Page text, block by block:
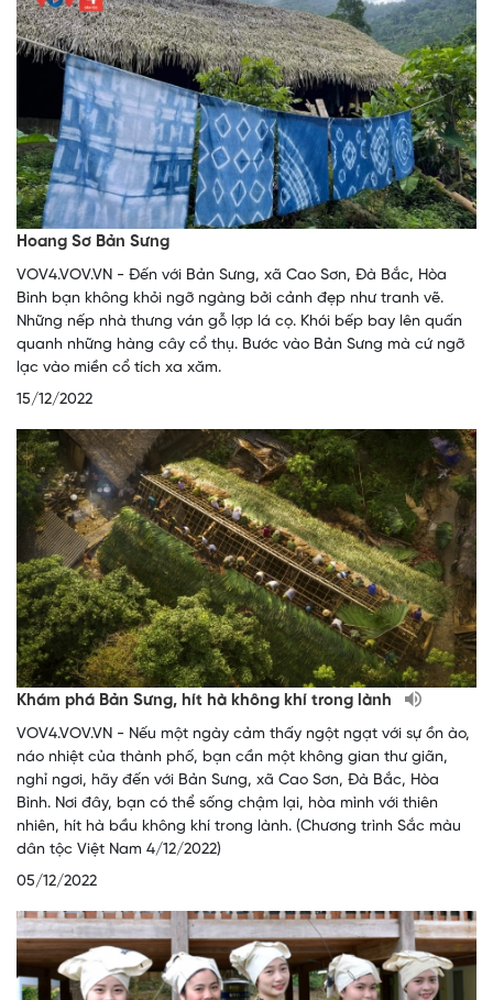
Hoang Sơ Bản Sưng
VOV4.VOV.VN - Đến với Bản Sưng, xã Cao Sơn, Đà Bắc, Hòa
Bình bạn không khỏi ngỡ ngàng bởi cảnh đẹp như tranh vẽ.
Những nếp nhà thưng ván gỗ lợp lá cọ. Khói bếp bay lên quấn
quanh những hàng cây cổ thụ. Bước vào Bản Sưng mà cứ ngỡ
lạc vào miền cổ tích xa xăm.
15/12/2022
Khám phá Bản Sưng, hít hà không khí trong lành
VOV4.VOV.VN - Nếu một ngày cảm thấy ngột ngạt với sự ồn ào,
náo nhiệt của thành phố, bạn cần một không gian thư giãn,
nghỉ ngơi, hãy đến với Bản Sưng, xã Cao Sơn, Đà Bắc, Hòa
Bình. Nơi đây, bạn có thể sống chậm lại, hòa mình với thiên
nhiên, hít hà bầu không khí trong lành. (Chương trình Sắc màu
dân tộc Việt Nam 4/12/2022)
05/12/2022